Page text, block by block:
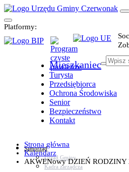
Platformy:
Mieszkaniec
Turysta
Przedsiębiorca
Ochrona Środowiska
Senior
Bezpieczeństwo
Kontakt
Samorząd
Urząd Gminy
Kadra zarządcza
Strona główna
Kalendarz
AKWENowy DZIEŃ RODZINY